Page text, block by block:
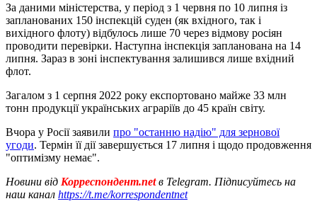
За даними міністерства, у період з 1 червня по 10 липня із
запланованих 150 інспекцій суден (як вхідного, так і
вихідного флоту) відбулось лише 70 через відмову росіян
проводити перевірки. Наступна інспекція запланована на 14
липня. Зараз в зоні інспектування залишився лише вхідний
флот.
Загалом з 1 серпня 2022 року експортовано майже 33 млн
тонн продукції українських аграріїв до 45 країн світу.
Вчора у Росії заявили про "останню надію" для зернової
угоди. Термін її дії завершується 17 липня і щодо продовження
"оптимізму немає".
Новини від Корреспондент.netв Telegram. Підписуйтесь на
наш канал https://t.me/korrespondentnet